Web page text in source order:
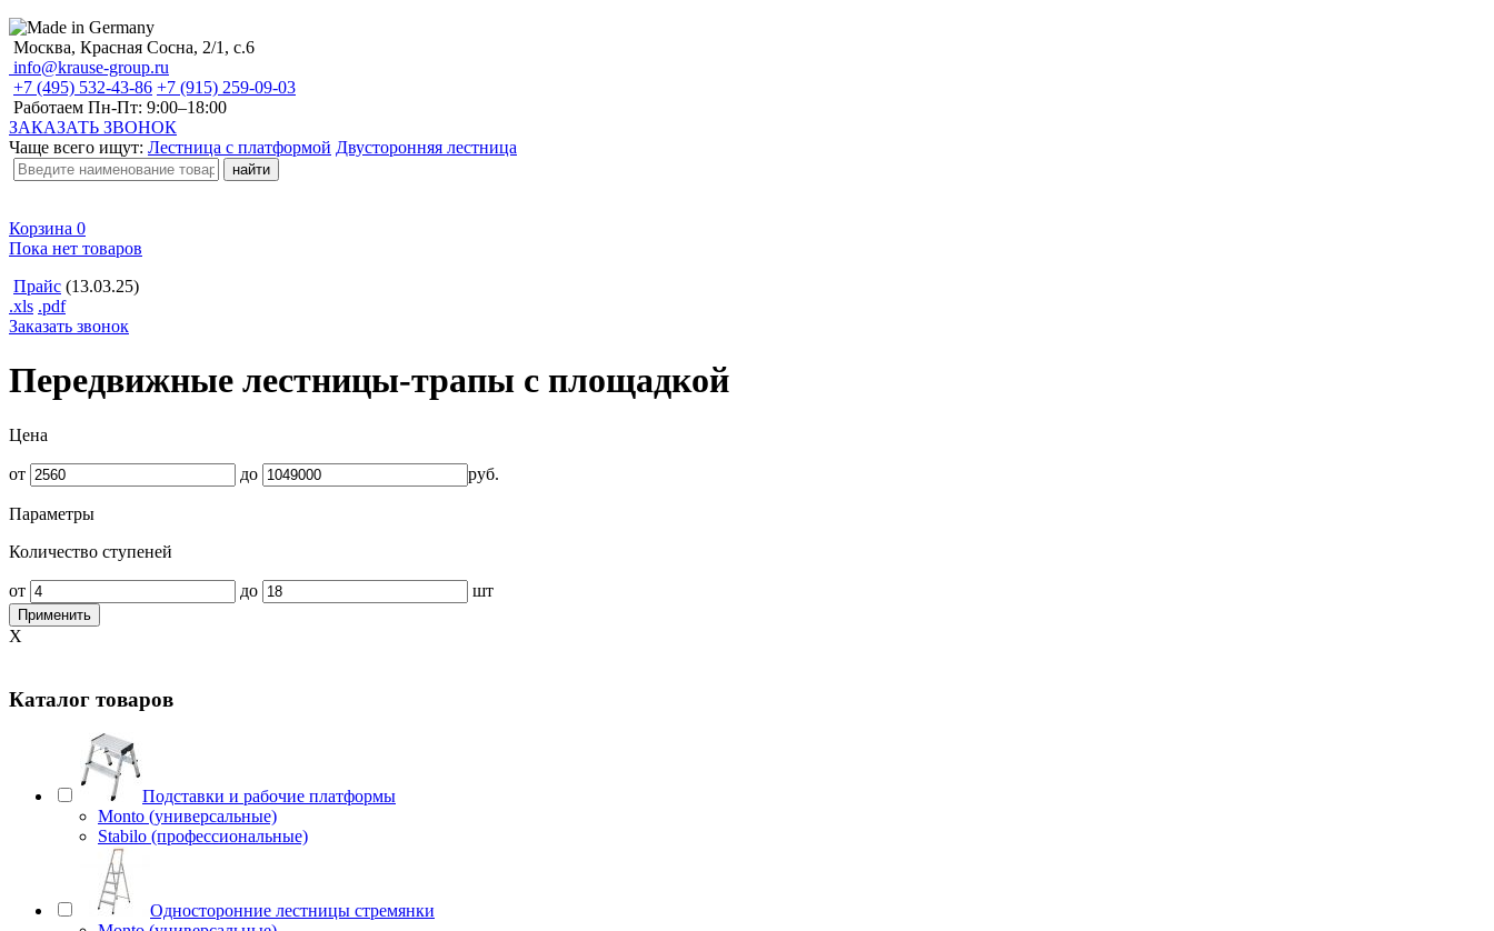
Москва, Красная Сосна, 2/1, с.6
info@krause-group.ru
+7 (495) 532-43-86 +7 (915) 259-09-03
Работаем Пн-Пт: 9:00–18:00
ЗАКАЗАТЬ ЗВОНОК
Чаще всего ищут: Лестница с платформой Двусторонняя лестница
Корзина 0
Пока нет товаров
Прайс (13.03.25)
.xls .pdf
Заказать звонок
Передвижные лестницы-трапы с площадкой
Цена
от до руб.
Параметры
Количество ступеней
от до шт
Применить
X
Каталог товаров
Подставки и рабочие платформы
Monto (универсальные)
Stabilo (профессиональные)
Односторонние лестницы стремянки